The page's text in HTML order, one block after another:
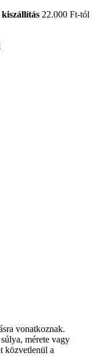
22.000 Ft-tól
vonatkoznak.
mérete vagy
közvetlenül a